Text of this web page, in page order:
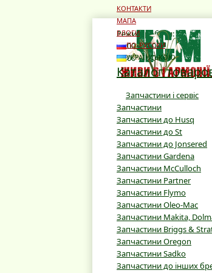
Режим роботи:
10:00 - 19:00
10:00 - 16:00
Каталог
Запчастини і сервіс
Запчастини
Запчастини до Husq
Запчастини до St
Запчастини до Jonsered
Запчастини Gardena
Запчастини McCulloch
Запчастини Partner
Запчастини Flymo
Запчастини Oleo-Mac
Запчастини Makita,
Запчастини Briggs &
Запчастини Oregon
Запчастини Sadko
Запчастини до інших
КОНТАКТИ
МАПА
БЛОГИ
ПО-РУССКИ
УКРАЇНСЬКОЮ